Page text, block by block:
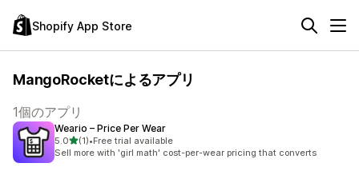
Shopify App Store
MangoRocketによるアプリ
1個のアプリ
Weario – Price Per Wear
5.05つ星中
(1)
合計レビュー数：1件
•Free trial available
Sell more with 'girl math' cost-per-wear pricing that converts